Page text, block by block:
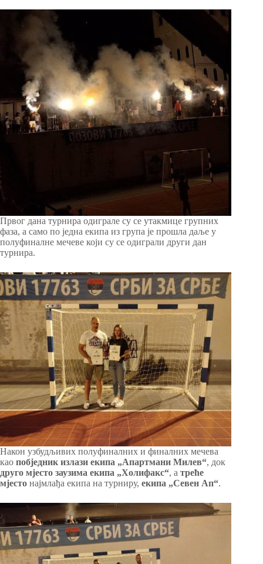
Првог дана турнира одиграле су се утакмице групних
фаза, а само по једна екипа из група је прошла даље у
полуфиналне мечеве који су се одиграли други дан
турнира.
Након узбудљивих полуфиналних и финалних мечева
као побједник излази екипа „Апартмани Милев“, док
друго мјесто заузима екипа „Холифакс“, а треће
мјесто најмлађа екипа на турниру, екипа „Севен Ап“.